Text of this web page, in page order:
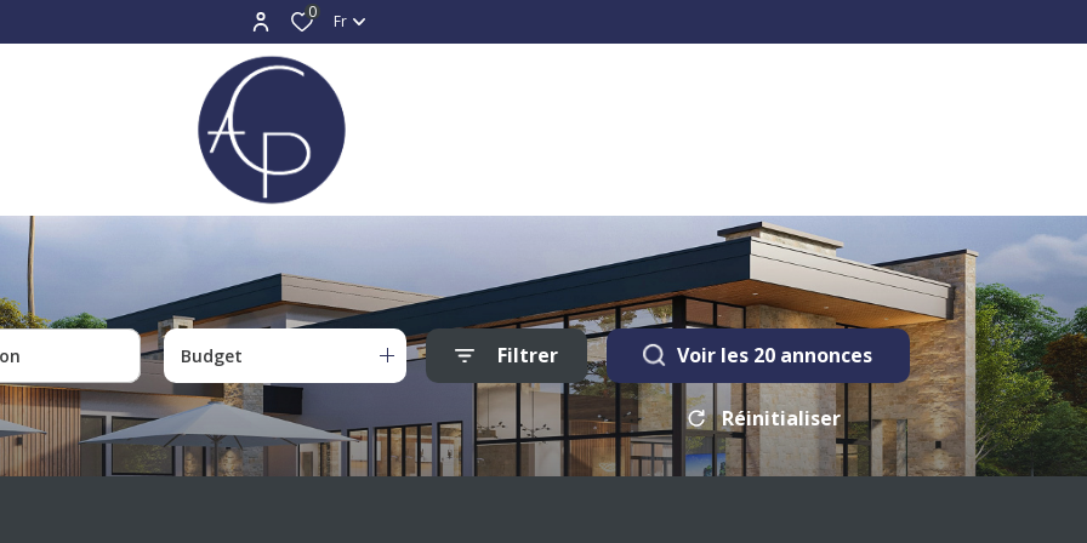
0 Fr
Budget Filtrer Voir les 20annonces
Réinitialiser